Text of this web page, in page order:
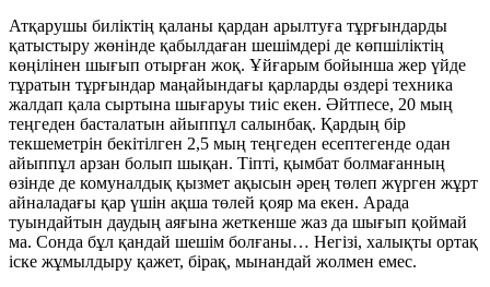
Атқарушы биліктің қаланы қардан арылтуға тұрғындарды
қатыстыру жөнінде қабылдаған шешімдері де көпшіліктің
көңілінен шығып отырған жоқ. Ұйғарым бойынша жер үйде
тұратын тұрғындар маңайындағы қарларды өздері техника
жалдап қала сыртына шығаруы тиіс екен. Әйтпесе, 20 мың
теңгеден басталатын айыппұл салынбақ. Қардың бір
текшеметрін бекітілген 2,5 мың теңгеден есептегенде одан
айыппұл арзан болып шықан. Тіпті, қымбат болмағанның
өзінде де комуналдық қызмет ақысын әрең төлеп жүрген жұрт
айналадағы қар үшін ақша төлей қояр ма екен. Арада
туындайтын даудың аяғына жеткенше жаз да шығып қоймай
ма. Сонда бұл қандай шешім болғаны… Негізі, халықты ортақ
іске жұмылдыру қажет, бірақ, мынандай жолмен емес.